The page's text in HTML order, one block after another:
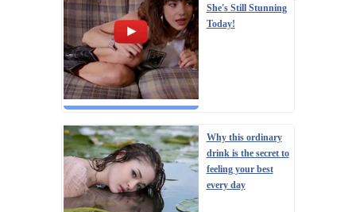
She's Still Stunning
Today!
Why this ordinary
drink is the secret to
feeling your best
every day